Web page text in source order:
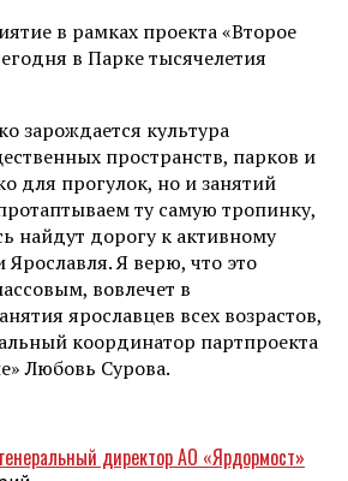
в рамках проекта «Второе
в Парке тысячелетия
зарождается культура
пространств, парков и
для прогулок, но и занятий
ту самую тропинку,
найдут дорогу к активному
Я верю, что это
вовлечет в
ярославцев всех возрастов,
координатор партпроекта
Любовь Сурова.
директор АО «Ярдормост»